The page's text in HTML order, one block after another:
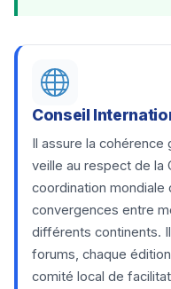
Conseil
Il assure la cohérence
veille au respect de la
coordination
convergences entre
différents continents.
forums, chaque
comité local de